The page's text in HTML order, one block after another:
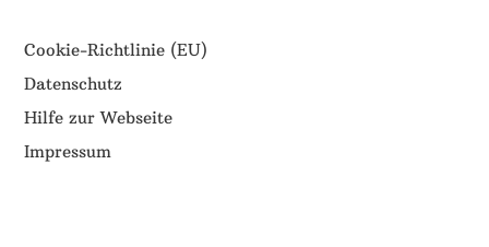
Cookie-Richtlinie (EU)
Datenschutz
Hilfe zur Webseite
Impressum